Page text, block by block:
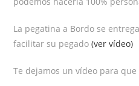
La pegatina a Bordo se
facilitar su pegado(ver vídeo)
Te dejamos un vídeo para